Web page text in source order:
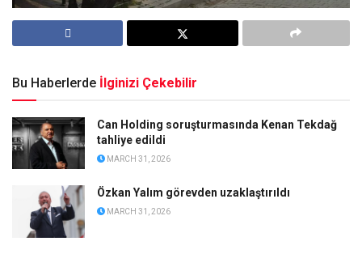
Bu Haberlerde İlginizi Çekebilir
Can Holding soruşturmasında Kenan Tekdağ
tahliye edildi
MARCH 31, 2026
Özkan Yalım görevden uzaklaştırıldı
MARCH 31, 2026